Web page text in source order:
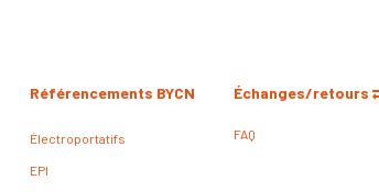
Échanges/retours
FAQ
Référencements BYCN
Électroportatifs
EPI